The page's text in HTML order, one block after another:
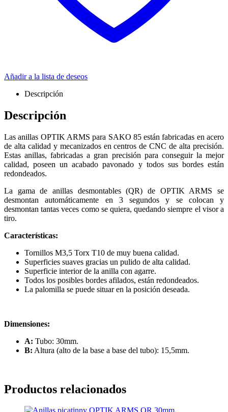
Añadir a la lista de deseos
Descripción
Descripción
Las anillas OPTIK ARMS para SAKO 85 están fabricadas en acero
de alta calidad y mecanizados en centros de CNC de alta precisión.
Estas anillas, fabricadas a gran precisión para conseguir la mejor
calidad, poseen un acabado pavonado y todos sus bordes están
redondeados.
La gama de anillas desmontables (QR) de OPTIK ARMS se
desmontan automáticamente en 3 segundos y se colocan y
desmontan tantas veces como se quiera, quedando siempre el visor a
tiro.
Características:
Tornillos M3,5 Torx T10 de muy buena calidad.
Superficies suaves gracias un pulido de alta calidad.
Superficie interior de la anilla con agarre.
Todos los posibles bordes afilados, están redondeados.
La palomilla se puede situar en la posición deseada.
Dimensiones:
A: Tubo: 30mm.
B: Altura (alto de la base a base del tubo): 15,5mm.
Productos relacionados